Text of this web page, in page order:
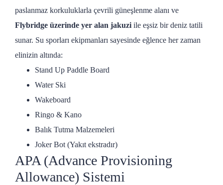
paslanmaz korkuluklarla çevrili güneşlenme alanı ve
Flybridge üzerinde yer alan jakuzi ile eşsiz bir deniz tatili
sunar. Su sporları ekipmanları sayesinde eğlence her zaman
elinizin altında:
Stand Up Paddle Board
Water Ski
Wakeboard
Ringo & Kano
Balık Tutma Malzemeleri
Joker Bot (Yakıt ekstradır)
APA (Advance Provisioning
Allowance) Sistemi